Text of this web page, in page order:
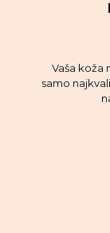
Vaša koža
samo